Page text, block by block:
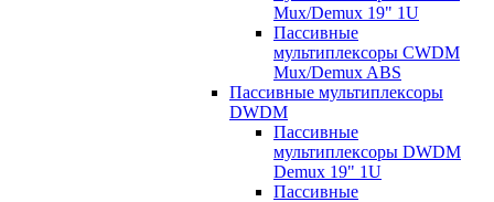
Mux/Demux 19" 1U
Пассивные
мультиплексоры CWDM
Mux/Demux ABS
Пассивные мультиплексоры
DWDM
Пассивные
мультиплексоры DWDM
Demux 19" 1U
Пассивные